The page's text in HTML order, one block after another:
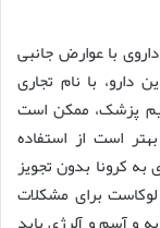
قرص مونته لوکاست ۱۰ یک داروی با عوارض جانبی
دارو، با نام تجاری
پزشک، ممکن است
است از استفاده
به کرونا بدون تجویز
برای مشکلات